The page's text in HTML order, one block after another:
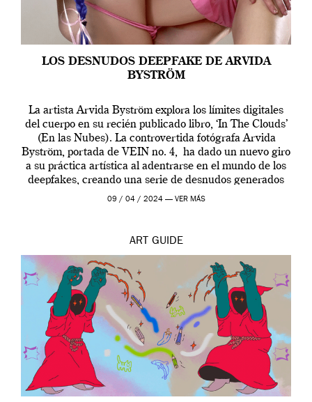
LOS DESNUDOS DEEPFAKE DE ARVIDA
BYSTRÖM
La artista Arvida Byström explora los límites digitales
del cuerpo en su recién publicado libro, ‘In The Clouds’
(En las Nubes). La controvertida fotógrafa Arvida
Byström, portada de VEIN no. 4, ha dado un nuevo giro
a su práctica artística al adentrarse en el mundo de los
deepfakes, creando una serie de desnudos generados
por […]
09 / 04 / 2024 — VER MÁS
ART GUIDE